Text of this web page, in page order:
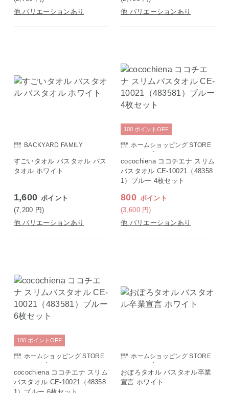
他 バリエーションあり
他 バリエーションあり
BACKYARD FAMILY
すごいタオル バスタオル バス
タオル ホワイト
1,600 ポイント
(7,200 円)
他 バリエーションあり
ホームショッピング STORE
E SAISON店
cocochiena ココチエナ スリム
バスタオル CE-10021（48358
1）ブルー 4枚セット
800 ポイント
(3,600 円)
100 ポイント OFF
他 バリエーションあり
ホームショッピング STORE
E SAISON店
cocochiena ココチエナ スリム
バスタオル CE-10021（48358
100 ポイント OFF
ホームショッピング STORE
E SAISON店
おぼろタオル バスタオル卒業
宣言 ホワイト